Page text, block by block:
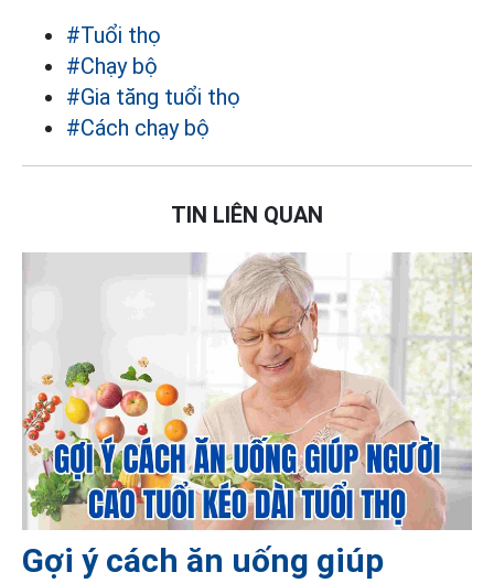
#Tuổi thọ
#Chạy bộ
#Gia tăng tuổi thọ
#Cách chạy bộ
TIN LIÊN QUAN
Gợi ý cách ăn uống giúp